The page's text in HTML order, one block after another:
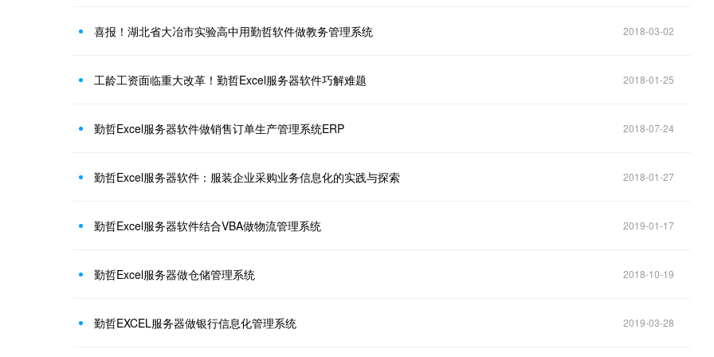
喜报！湖北省大冶市实验高中用勤哲软件做教务管理系统 2018-03-02
工龄工资面临重大改革！勤哲Excel服务器软件巧解难题 2018-01-25
勤哲Excel服务器软件做销售订单生产管理系统ERP 2018-07-24
勤哲Excel服务器软件：服装企业采购业务信息化的实践与探索 2018-01-27
勤哲Excel服务器软件结合VBA做物流管理系统 2019-01-17
勤哲Excel服务器做仓储管理系统 2018-10-19
勤哲EXCEL服务器做银行信息化管理系统 2019-03-28